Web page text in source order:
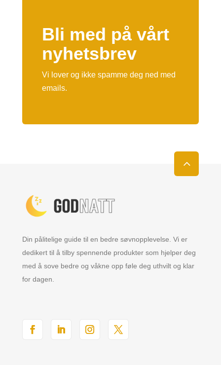
Bli med på vårt
nyhetsbrev
Vi lover og ikke spamme deg ned med
emails.
Din pålitelige guide til en bedre søvnopplevelse. Vi er
dedikert til å tilby spennende produkter som hjelper deg
med å sove bedre og våkne opp føle deg uthvilt og klar
for dagen.